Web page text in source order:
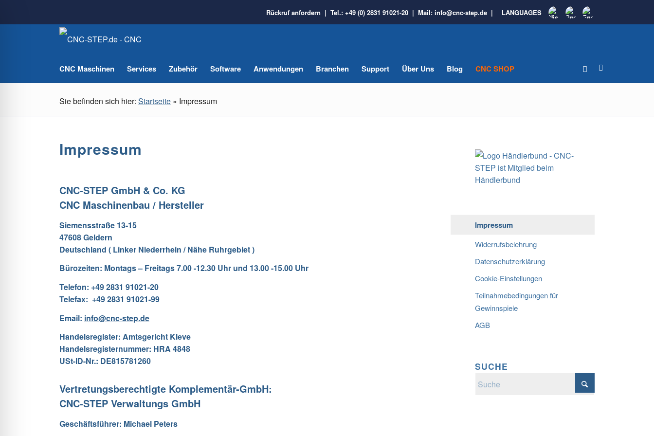
Rückruf anfordern | Tel.: +49 (0) 2831 91021-20 | Mail: info@cnc-step.de | LANGUAGES
CNC Maschinen Services Zubehör Software Anwendungen Branchen Support Über Uns Blog CNC SHOP
Sie befinden sich hier: Startseite » Impressum
Impressum
CNC-STEP GmbH & Co. KG
CNC Maschinenbau / Hersteller
Siemensstraße 13-15
47608 Geldern
Deutschland ( Linker Niederrhein / Nähe Ruhrgebiet )
Bürozeiten: Montags – Freitags 7.00 -12.30 Uhr und 13.00 -15.00 Uhr
Telefon: +49 2831 91021-20
Telefax: +49 2831 91021-99
Email: info@cnc-step.de
Handelsregister: Amtsgericht Kleve
Handelsregisternummer: HRA 4848
USt-ID-Nr.: DE815781260
Vertretungsberechtigte Komplementär-GmbH:
CNC-STEP Verwaltungs GmbH
Geschäftsführer: Michael Peters
Impressum
Widerrufsbelehrung
Datenschutzerklärung
Cookie-Einstellungen
Teilnahmebedingungen für
Gewinnspiele
AGB
SUCHE